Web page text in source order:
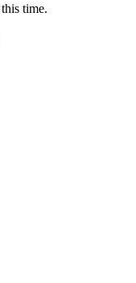
time.